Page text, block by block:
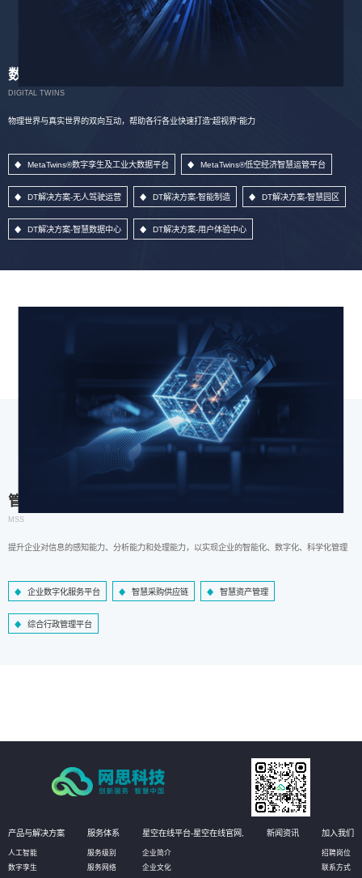
数字孪生
DIGITAL TWINS
物理世界与真实世界的双向互动，帮助各行各业快速打造“超视界”能力
MetaTwins®数字孪生及工业大数据平台 MetaTwins®低空经济智慧运管平台
DT解决方案-无人驾驶运营 DT解决方案-智能制造 DT解决方案-智慧园区
DT解决方案-智慧数据中心 DT解决方案-用户体验中心
管理信息系统
MSS
提升企业对信息的感知能力、分析能力和处理能力，以实现企业的智能化、数字化、科学化管理
企业数字化服务平台 智慧采购供应链 智慧资产管理
综合行政管理平台
产品与解决方案
人工智能
数字孪生
服务体系
服务级别
服务网络
星空在线平台-星空在线官网,
企业简介
企业文化
新闻资讯 加入我们
招聘岗位
联系方式